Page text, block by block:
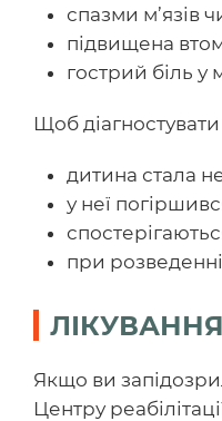
спазми м’язів
підвищена
гострий біль у
Щоб діагностувати
дитина стала
у неї
при
Якщо ви
Центру